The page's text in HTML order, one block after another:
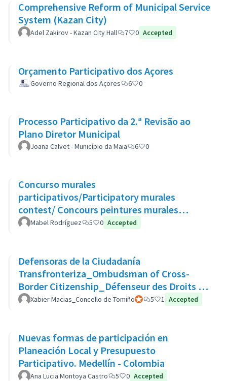
Comprehensive Reform of Municipal Service
System (Kazan City)
Adel Zakirov - Kazan City Hall 7 0 Accepted
Orçamento Participativo dos Açores
Governo Regional dos Açores 6 0
Processo Participativo da 2.ª Revisão ao
Plano Diretor Municipal
Joana Calvet - Município da Maia 6 0
Concurso murales
participativos/Participatory murales
contest/ Concours peintures murales
participatives
Mabel Rodríguez 5 0 Accepted
Defensoras de la Ciudadanía
Transfronteriza_Ombudsman of Cross-
Border Citizenship_Défenseur des Droits de
La Citoyenneté Transfrontalière
Xabier Macias_Concello de TomiñoParticipante oficial
5 1 Accepted
Nuevas formas de participación en
Planeación Local y Presupuesto
Participativo. Medellín - Colombia
Ana Lucia Montoya Castro 5 0 Accepted